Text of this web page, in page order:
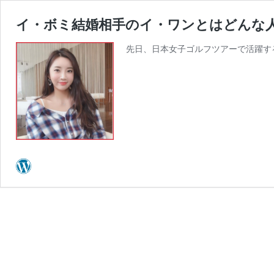
イ・ボミ結婚相手のイ・ワンとはどんな
先日、日本女子ゴルフツアーで活躍